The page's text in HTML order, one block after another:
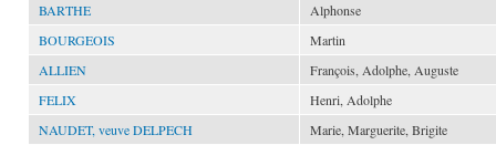
BARTHE
Alphonse
BOURGEOIS
Martin
ALLIEN
François, Adolphe, Auguste
FELIX
Henri, Adolphe
NAUDET, veuve DELPECH
Marie, Marguerite, Brigite